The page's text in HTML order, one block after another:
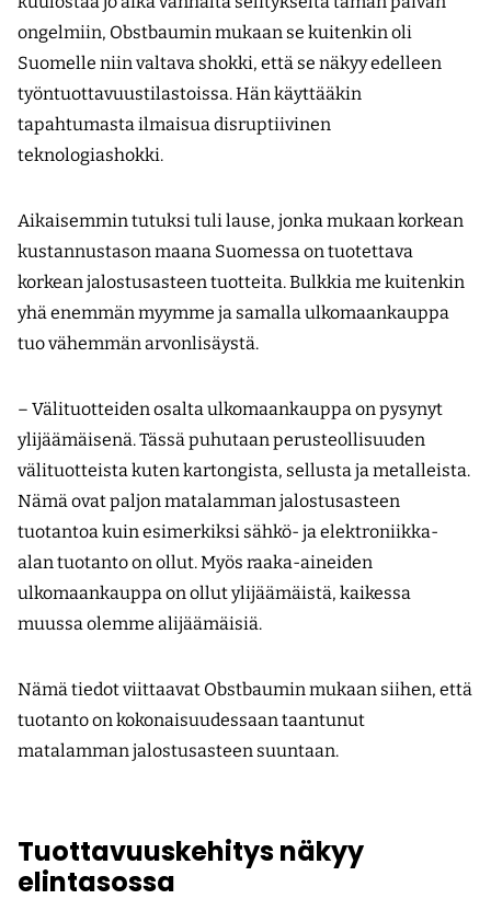
ongelmiin, Obstbaumin mukaan se kuitenkin oli
Suomelle niin valtava shokki, että se näkyy edelleen
työntuottavuustilastoissa. Hän käyttääkin
tapahtumasta ilmaisua disruptiivinen
teknologiashokki.
Aikaisemmin tutuksi tuli lause, jonka mukaan korkean
kustannustason maana Suomessa on tuotettava
korkean jalostusasteen tuotteita. Bulkkia me kuitenkin
yhä enemmän myymme ja samalla ulkomaankauppa
tuo vähemmän arvonlisäystä.
– Välituotteiden osalta ulkomaankauppa on pysynyt
ylijäämäisenä. Tässä puhutaan perusteollisuuden
välituotteista kuten kartongista, sellusta ja metalleista.
Nämä ovat paljon matalamman jalostusasteen
tuotantoa kuin esimerkiksi sähkö- ja elektroniikka-
alan tuotanto on ollut. Myös raaka-aineiden
ulkomaankauppa on ollut ylijäämäistä, kaikessa
muussa olemme alijäämäisiä.
Nämä tiedot viittaavat Obstbaumin mukaan siihen, että
tuotanto on kokonaisuudessaan taantunut
matalamman jalostusasteen suuntaan.
Tuottavuuskehitys näkyy
elintasossa